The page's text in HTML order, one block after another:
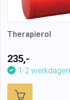
Therapierol
235,-
1-2 werkdagen